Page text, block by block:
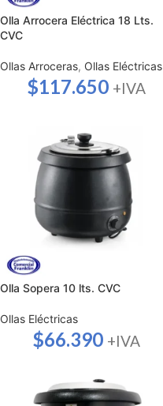
Olla Arrocera Eléctrica 18 Lts.
CVC
Ollas Arroceras, Ollas Eléctricas
$117.650 +IVA
Olla Sopera 10 lts. CVC
Ollas Eléctricas
$66.390 +IVA